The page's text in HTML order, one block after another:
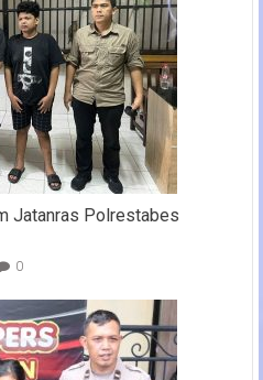
Jatanras Polrestabes
0